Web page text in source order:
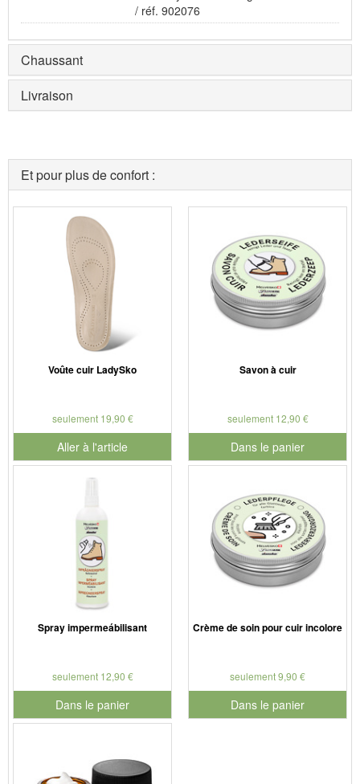
/ réf. 902076
Chaussant
Livraison
Et pour plus de confort :
Voûte cuir LadySko
seulement 19,90 €
Aller à l'article
Savon à cuir
seulement 12,90 €
Dans le panier
pour le numéro de produit
Spray impermeábilisant
seulement 12,90 €
Dans le panier
pour le numéro de produit 901126
Crème de soin pour cuir incolore
seulement 9,90 €
Dans le panier
pour le numéro de produit